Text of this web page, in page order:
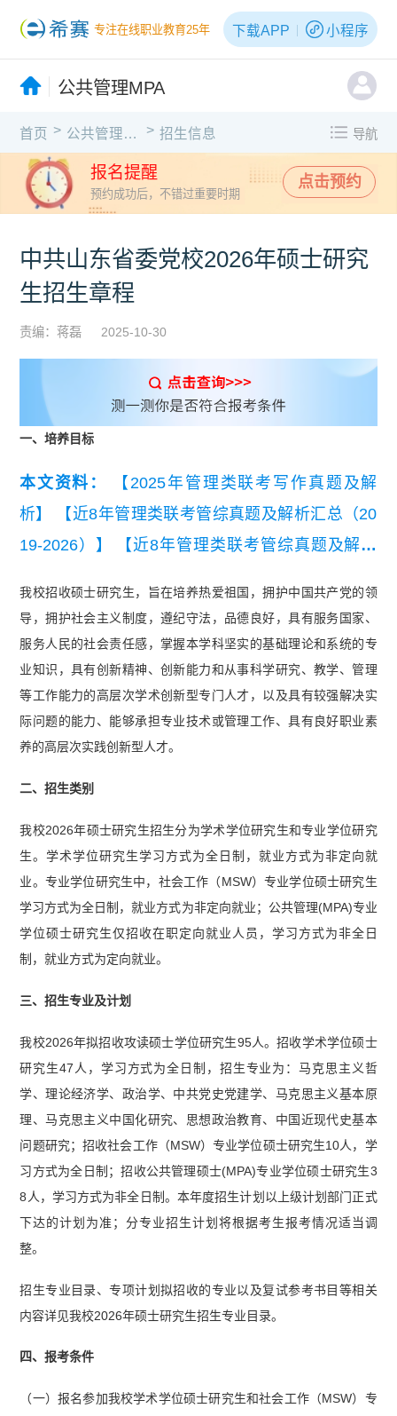
专注在线职业教育25年 下载APP 小程序
公共管理MPA
首页 > 公共管理MPA > 招生信息 导航
报名提醒
预约成功后，不错过重要时期
点击预约
中共山东省委党校2026年硕士研究
生招生章程
责编：蒋磊 2025-10-30
一、培养目标
本文资料：
【2025年管理类联考写作真题及解
析】
【近8年管理类联考管综真题及解析汇总（20
19-2026）】
【近8年管理类联考管综真题及解析
题及详细解析汇总（2019-2026）】
我校招收硕士研究生，旨在培养热爱祖国，拥护中国共产党的领
导，拥护社会主义制度，遵纪守法，品德良好，具有服务国家、
服务人民的社会责任感，掌握本学科坚实的基础理论和系统的专
业知识，具有创新精神、创新能力和从事科学研究、教学、管理
等工作能力的高层次学术创新型专门人才，以及具有较强解决实
际问题的能力、能够承担专业技术或管理工作、具有良好职业素
养的高层次实践创新型人才。
二、招生类别
我校2026年硕士研究生招生分为学术学位研究生和专业学位研究
生。学术学位研究生学习方式为全日制，就业方式为非定向就
业。专业学位研究生中，社会工作（MSW）专业学位硕士研究生
学习方式为全日制，就业方式为非定向就业；公共管理(MPA)专业
学位硕士研究生仅招收在职定向就业人员，学习方式为非全日
制，就业方式为定向就业。
三、招生专业及计划
我校2026年拟招收攻读硕士学位研究生95人。招收学术学位硕士
研究生47人，学习方式为全日制，招生专业为：马克思主义哲
学、理论经济学、政治学、中共党史党建学、马克思主义基本原
理、马克思主义中国化研究、思想政治教育、中国近现代史基本
问题研究；招收社会工作（MSW）专业学位硕士研究生10人，学
习方式为全日制；招收公共管理硕士(MPA)专业学位硕士研究生3
8人，学习方式为非全日制。本年度招生计划以上级计划部门正式
下达的计划为准；分专业招生计划将根据考生报考情况适当调
整。
招生专业目录、专项计划拟招收的专业以及复试参考书目等相关
内容详见我校2026年硕士研究生招生专业目录。
四、报考条件
（一）报名参加我校学术学位硕士研究生和社会工作（MSW）专